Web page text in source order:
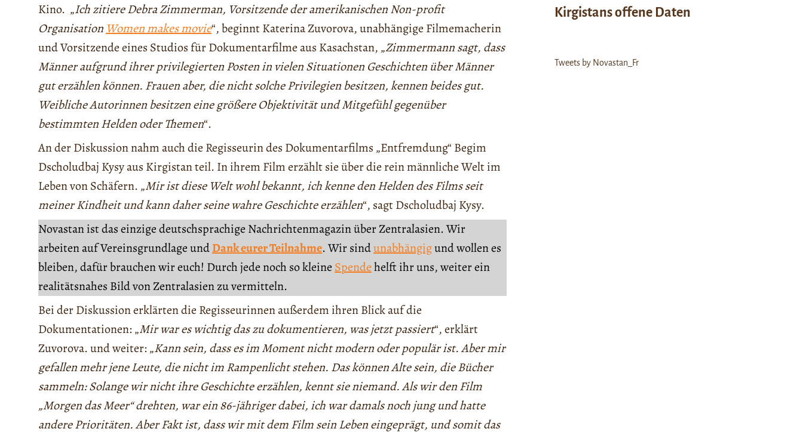
Kino. „Ich zitiere Debra Zimmerman, Vorsitzende der amerikanischen Non-profit
Organisation Women makes movie“, beginnt Katerina Zuvorova, unabhängige Filmemacherin
und Vorsitzende eines Studios für Dokumentarfilme aus Kasachstan, „Zimmermann sagt, dass
Männer aufgrund ihrer privilegierten Posten in vielen Situationen Geschichten über Männer
gut erzählen können. Frauen aber, die nicht solche Privilegien besitzen, kennen beides gut.
Weibliche Autorinnen besitzen eine größere Objektivität und Mitgefühl gegenüber
bestimmten Helden oder Themen“.
An der Diskussion nahm auch die Regisseurin des Dokumentarfilms „Entfremdung“ Begim
Dscholudbaj Kysy aus Kirgistan teil. In ihrem Film erzählt sie über die rein männliche Welt im
Leben von Schäfern. „Mir ist diese Welt wohl bekannt, ich kenne den Helden des Films seit
meiner Kindheit und kann daher seine wahre Geschichte erzählen“, sagt Dscholudbaj Kysy.
Novastan ist das einzige deutschsprachige Nachrichtenmagazin über Zentralasien. Wir
arbeiten auf Vereinsgrundlage undDank eurer Teilnahme. Wir sindunabhängigund wollen es
bleiben, dafür brauchen wir euch! Durch jede noch so kleine Spendehelft ihr uns, weiter ein
realitätsnahes Bild von Zentralasien zu vermitteln.
Bei der Diskussion erklärten die Regisseurinnen außerdem ihren Blick auf die
Dokumentationen: „Mir war es wichtig das zu dokumentieren, was jetzt passiert“, erklärt
Zuvorova. und weiter: „Kann sein, dass es im Moment nicht modern oder populär ist. Aber mir
gefallen mehr jene Leute, die nicht im Rampenlicht stehen. Das können Alte sein, die Bücher
sammeln: Solange wir nicht ihre Geschichte erzählen, kennt sie niemand. Als wir den Film
„Morgen das Meer“ drehten, war ein 86-jähriger dabei, ich war damals noch jung und hatte
andere Prioritäten. Aber Fakt ist, dass wir mit dem Film sein Leben eingeprägt, und somit das
Kirgistans offene Daten
Tweets by Novastan_Fr